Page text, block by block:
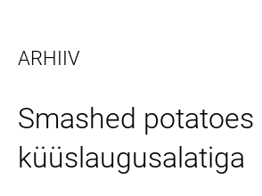
ARHIIV
Smashed potatoes
küüslaugusalatiga